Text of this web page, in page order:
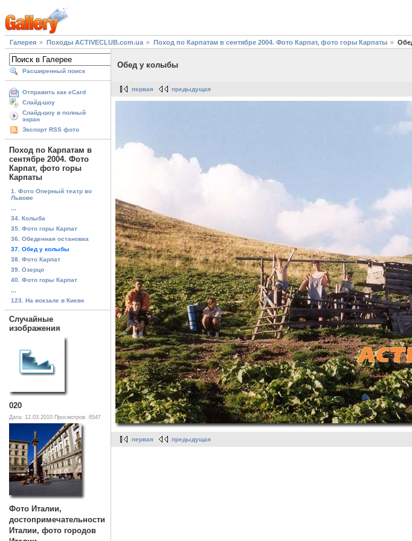
Галерея Походы ACTIVECLUB.com.ua Поход по Карпатам в сентябре 2004. Фото Карпат, фото горы Карпаты
Расширенный поиск
Отправить как eCard
Слайд-шоу
Слайд-шоу в полный
экран
Экспорт RSS фото
Поход по Карпатам в
сентябре 2004. Фото
Карпат, фото горы
Карпаты
1. Фото Оперный театр во
Львове
34. Колыба
35. Фото горы Карпат
36. Обеденная остановка
37. Обед у колыбы
38. Фото Карпат
39. Озерцо
40. Фото горы Карпат
123. На вокзале в Киеве
Случайные
изображения
020
Дата: 12.03.2010 Просмотров: 6547
Фото Италии,
достопримечательности
Италии, фото городов
Обед у колыбы
первая предыдущая
первая предыдущая